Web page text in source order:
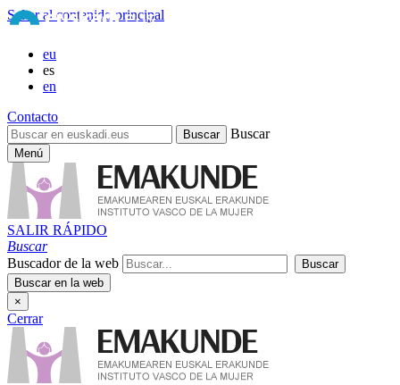
Saltar al contenido principal
eu
es
en
Contacto
Buscar
Menú
SALIR RÁPIDO
Buscar
Buscador de la web
×
Cerrar